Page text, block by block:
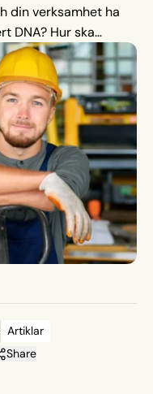
din verksamhet ha
DNA? Hur ska
Här vet vi att det
som har
där alla tar ansvar
bättre skydd och
Artiklar
Share